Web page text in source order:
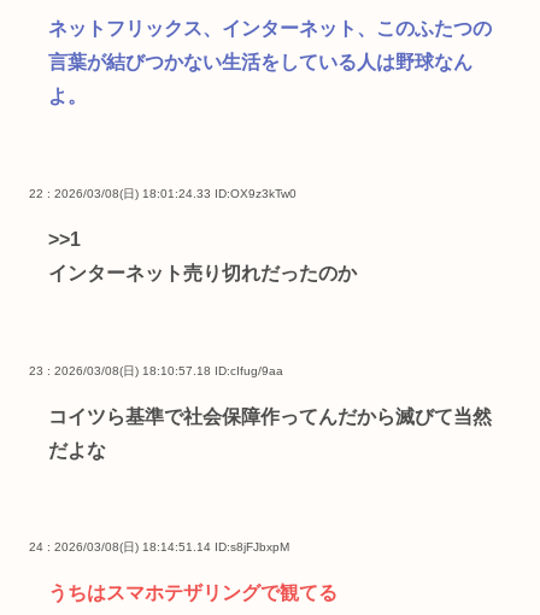
ネットフリックス、インターネット、このふたつの
言葉が結びつかない生活をしている人は野球なん
よ。
22 : 2026/03/08(日) 18:01:24.33 ID:OX9z3kTw0
>>1
インターネット売り切れだったのか
23 : 2026/03/08(日) 18:10:57.18 ID:cIfug/9aa
コイツら基準で社会保障作ってんだから滅びて当然
だよな
24 : 2026/03/08(日) 18:14:51.14 ID:s8jFJbxpM
うちはスマホテザリングで観てる